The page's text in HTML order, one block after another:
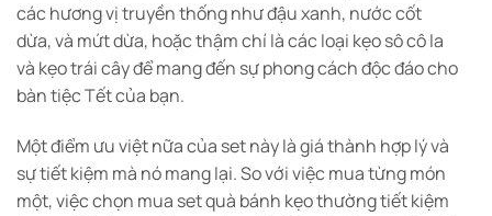
các hương vị truyền thống như đậu xanh, nước cốt
dừa, và mứt dừa, hoặc thậm chí là các loại kẹo sô cô la
và kẹo trái cây để mang đến sự phong cách độc đáo cho
bàn tiệc Tết của bạn.
Một điểm ưu việt nữa của set này là giá thành hợp lý và
sự tiết kiệm mà nó mang lại. So với việc mua từng món
một, việc chọn mua set quà bánh kẹo thường tiết kiệm